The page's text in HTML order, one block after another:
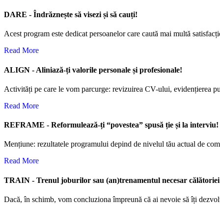
DARE - Îndrăznește să visezi și să cauți!
Acest program este dedicat persoanelor care caută mai multă
Read More
ALIGN - Aliniază-ți valorile personale și profesionale!
Activități pe care le vom parcurge: revizuirea CV-ului, evidențierea
Read More
REFRAME - Reformulează-ți “povestea” spusă ție și la interviu!
Mențiune: rezultatele programului depind de nivelul tău actual de
Read More
TRAIN - Trenul joburilor sau (an)trenamentul necesar
Dacă, în schimb, vom concluziona împreună că ai nevoie să îți